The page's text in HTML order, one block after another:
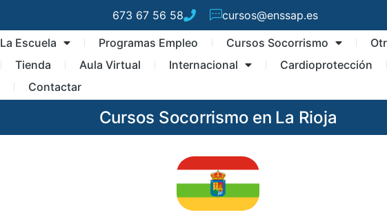
673 67 56 58
cursos@enssap.es
La Escuela Programas Empleo Cursos Socorrismo
Tienda Aula Virtual Internacional Cardioprotección
Contactar
Cursos Socorrismo en La Rioja